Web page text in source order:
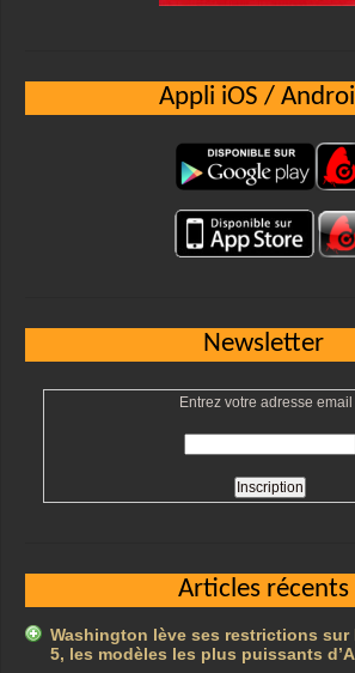
Appli iOS /
Newsletter
Entrez votre adresse email
Articles récents
Washington lève ses restrictions sur
5, les modèles les plus puissants